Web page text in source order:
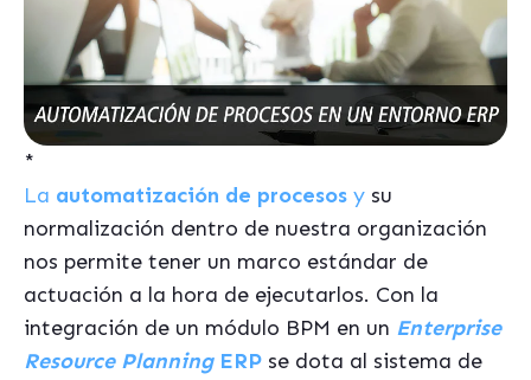
*
La automatización de procesos y su
normalización dentro de nuestra organización
nos permite tener un marco estándar de
actuación a la hora de ejecutarlos. Con la
integración de un módulo BPM en un Enterprise
Resource PlanningERP se dota al sistema de